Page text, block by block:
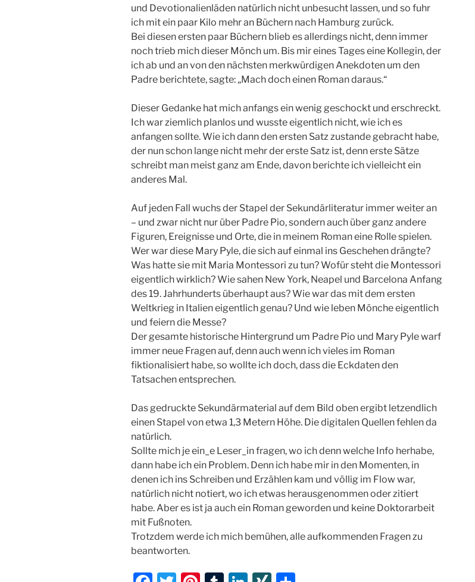
und Devotionalienläden natürlich nicht unbesucht lassen, und so fuhr
ich mit ein paar Kilo mehr an Büchern nach Hamburg zurück.
Bei diesen ersten paar Büchern blieb es allerdings nicht, denn immer
noch trieb mich dieser Mönch um. Bis mir eines Tages eine Kollegin, der
ich ab und an von den nächsten merkwürdigen Anekdoten um den
Padre berichtete, sagte: „Mach doch einen Roman daraus.“
Dieser Gedanke hat mich anfangs ein wenig geschockt und erschreckt.
Ich war ziemlich planlos und wusste eigentlich nicht, wie ich es
anfangen sollte. Wie ich dann den ersten Satz zustande gebracht habe,
der nun schon lange nicht mehr der erste Satz ist, denn erste Sätze
schreibt man meist ganz am Ende, davon berichte ich vielleicht ein
anderes Mal.
Auf jeden Fall wuchs der Stapel der Sekundärliteratur immer weiter an
– und zwar nicht nur über Padre Pio, sondern auch über ganz andere
Figuren, Ereignisse und Orte, die in meinem Roman eine Rolle spielen.
Wer war diese Mary Pyle, die sich auf einmal ins Geschehen drängte?
Was hatte sie mit Maria Montessori zu tun? Wofür steht die Montessori
eigentlich wirklich? Wie sahen New York, Neapel und Barcelona Anfang
des 19. Jahrhunderts überhaupt aus? Wie war das mit dem ersten
Weltkrieg in Italien eigentlich genau? Und wie leben Mönche eigentlich
und feiern die Messe?
Der gesamte historische Hintergrund um Padre Pio und Mary Pyle warf
immer neue Fragen auf, denn auch wenn ich vieles im Roman
fiktionalisiert habe, so wollte ich doch, dass die Eckdaten den
Tatsachen entsprechen.
Das gedruckte Sekundärmaterial auf dem Bild oben ergibt letzendlich
einen Stapel von etwa 1,3 Metern Höhe. Die digitalen Quellen fehlen da
natürlich.
Sollte mich je ein_e Leser_in fragen, wo ich denn welche Info herhabe,
dann habe ich ein Problem. Denn ich habe mir in den Momenten, in
denen ich ins Schreiben und Erzählen kam und völlig im Flow war,
natürlich nicht notiert, wo ich etwas herausgenommen oder zitiert
habe. Aber es ist ja auch ein Roman geworden und keine Doktorarbeit
mit Fußnoten.
Trotzdem werde ich mich bemühen, alle aufkommenden Fragen zu
beantworten.